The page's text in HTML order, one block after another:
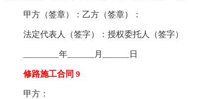
甲方（签章）：乙方（签章）：
法定代表人（签字）：授权委托人（签字）
________年______月______日
修路施工合同 9
甲方：